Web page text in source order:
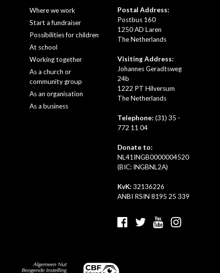
Where we work
Start a fundraiser
Possibilities for children
At school
Working together
As a church or
community group
As an organisation
As a business
Postal Address:
Postbus 160
1250 AD Laren
The Netherlands
Visiting Address:
Johannes Geradtsweg
24b
1222 PT Hilversum
The Netherlands
Telephone: (31) 35 -
772 11 04
Donate to:
NL41INGB0000004520
(BIC: INGBNL2A)
KvK: 32136226
ANBI RSIN 8195 25 339